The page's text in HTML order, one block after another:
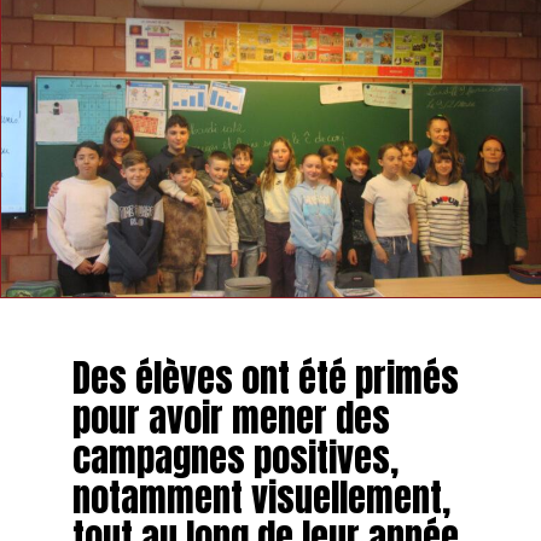
Des élèves ont été primés
pour avoir mener des
campagnes positives,
notamment visuellement,